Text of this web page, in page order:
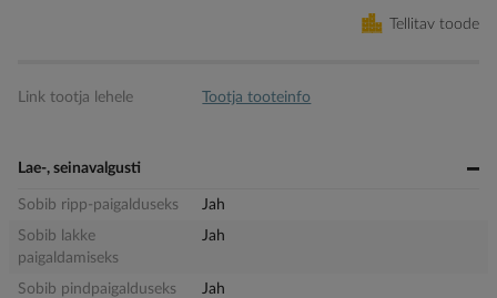
Tellitav toode
Link tootja lehele Tootja tooteinfo
Lae-, seinavalgusti
Sobib ripp-paigalduseks
Jah
Sobib lakke
paigaldamiseks
Jah
Sobib pindpaigalduseks
Jah